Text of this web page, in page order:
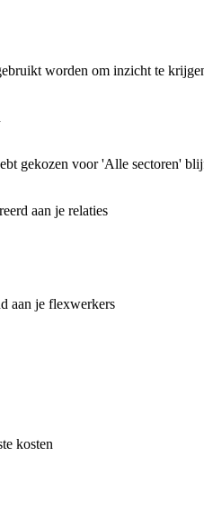
worden om inzicht te
gekozen voor 'Alle sectoren'
aan je relaties
aan je flexwerkers
kosten